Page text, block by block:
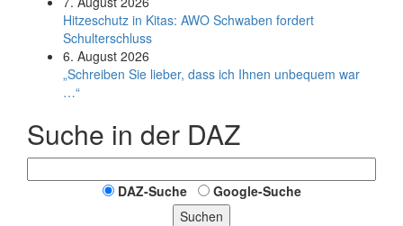
Hitzeschutz in Kitas: AWO Schwaben fordert
Schulterschluss
6. August 2026
„Schreiben Sie lieber, dass ich Ihnen unbequem war
…“
Suche in der DAZ
DAZ-Suche
Google-Suche
Suchen